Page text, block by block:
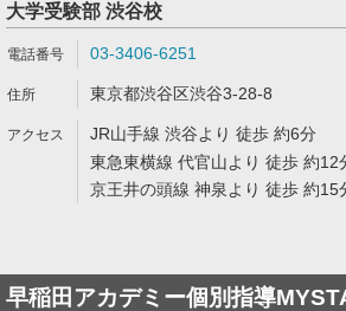
大学受験部 渋谷校
03-3406-6251
東京都渋谷区渋谷3-28-8
JR山手線 渋谷より 徒歩 約6分
東急東横線 代官山より 徒歩 約12
京王井の頭線 神泉より 徒歩 約15
早稲田アカデミー個別指導